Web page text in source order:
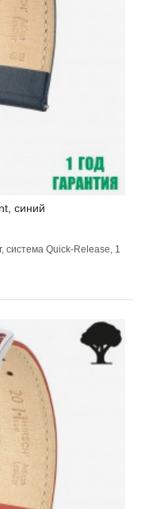
синий
система Quick-Release, 1